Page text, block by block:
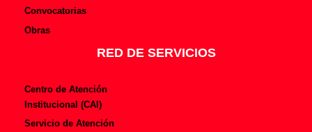
Convocatorias
Obras
RED DE SERVICIOS
Centro de Atención
Institucional (CAI)
Servicio de Atención